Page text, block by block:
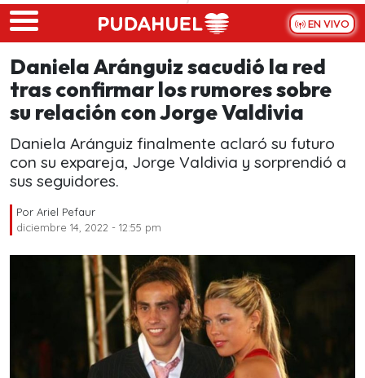
Skip to main content
EN VIVO
Daniela Aránguiz sacudió la red
tras confirmar los rumores sobre
su relación con Jorge Valdivia
Daniela Aránguiz finalmente aclaró su futuro
con su expareja, Jorge Valdivia y sorprendió a
sus seguidores.
Por Ariel Pefaur
diciembre 14, 2022 - 12:55 pm